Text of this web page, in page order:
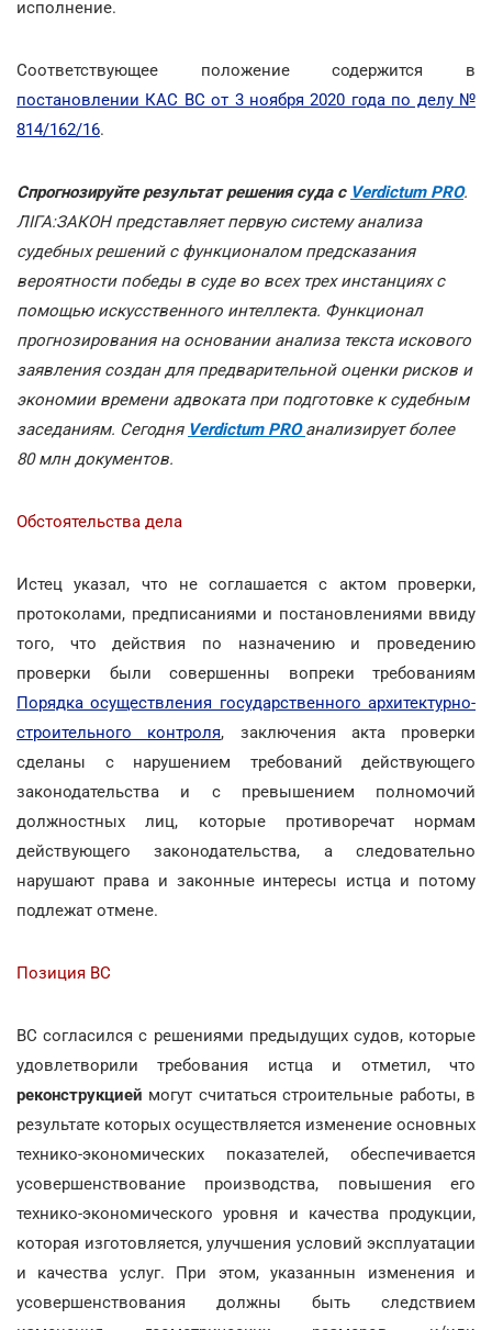
исполнение.
Соответствующее положение содержится в
постановлении КАС ВС от 3 ноября 2020 года по делу №
814/162/16.
Спрогнозируйте результат решения суда с Verdictum PRO.
ЛІГА:ЗАКОН представляет первую систему анализа
судебных решений с функционалом предсказания
вероятности победы в суде во всех трех инстанциях с
помощью искусственного интеллекта. Функционал
прогнозирования на основании анализа текста искового
заявления создан для предварительной оценки рисков и
экономии времени адвоката при подготовке к судебным
заседаниям. Сегодня Verdictum PROанализирует более
80 млн документов.
Обстоятельства дела
Истец указал, что не соглашается с актом проверки,
протоколами, предписаниями и постановлениями ввиду
того, что действия по назначению и проведению
проверки были совершенны вопреки требованиям
Порядка осуществления государственного архитектурно-
строительного контроля, заключения акта проверки
сделаны с нарушением требований действующего
законодательства и с превышением полномочий
должностных лиц, которые противоречат нормам
действующего законодательства, а следовательно
нарушают права и законные интересы истца и потому
подлежат отмене.
Позиция ВС
ВС согласился с решениями предыдущих судов, которые
удовлетворили требования истца и отметил, что
реконструкцией могут считаться строительные работы, в
результате которых осуществляется изменение основных
технико-экономических показателей, обеспечивается
усовершенствование производства, повышения его
технико-экономического уровня и качества продукции,
которая изготовляется, улучшения условий эксплуатации
и качества услуг. При этом, указаннын изменения и
усовершенствования должны быть следствием